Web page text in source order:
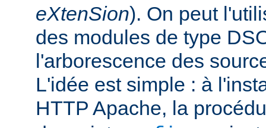
eXtenSion). On peut
des modules de type
l'arborescence des
L'idée est simple : à
HTTP Apache, la